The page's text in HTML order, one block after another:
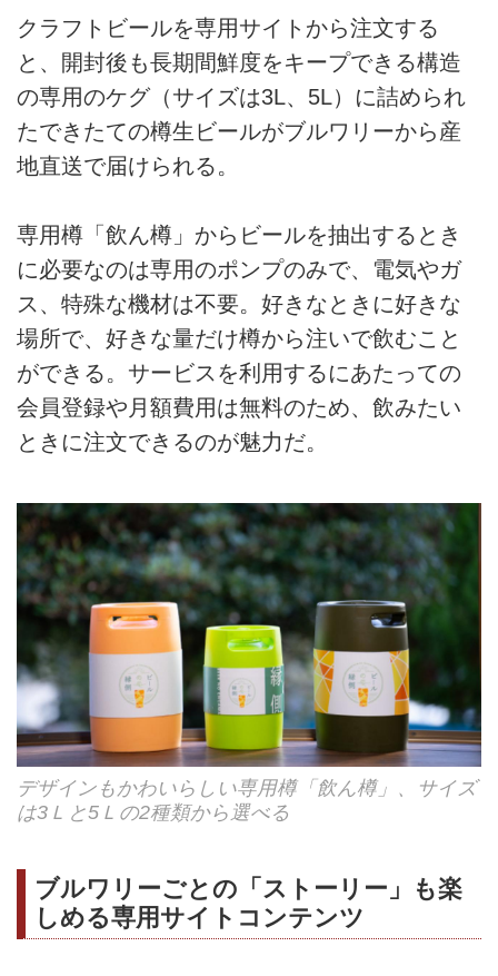
クラフトビールを専用サイトから注文する
と、開封後も長期間鮮度をキープできる構造
の専用のケグ（サイズは3L、5L）に詰められ
たできたての樽生ビールがブルワリーから産
地直送で届けられる。
専用樽「飲ん樽」からビールを抽出するとき
に必要なのは専用のポンプのみで、電気やガ
ス、特殊な機材は不要。好きなときに好きな
場所で、好きな量だけ樽から注いで飲むこと
ができる。サービスを利用するにあたっての
会員登録や月額費用は無料のため、飲みたい
ときに注文できるのが魅力だ。
デザインもかわいらしい専用樽「飲ん樽」、サイズ
は3Ｌと5Ｌの2種類から選べる
ブルワリーごとの「ストーリー」も楽
しめる専用サイトコンテンツ